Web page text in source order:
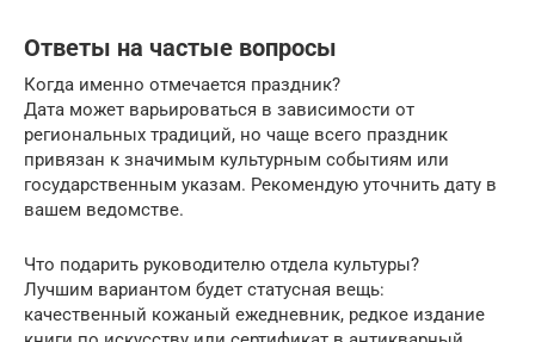
Ответы на частые вопросы
Когда именно отмечается праздник?
Дата может варьироваться в зависимости от
региональных традиций, но чаще всего праздник
привязан к значимым культурным событиям или
государственным указам. Рекомендую уточнить дату в
вашем ведомстве.
Что подарить руководителю отдела культуры?
Лучшим вариантом будет статусная вещь:
качественный кожаный ежедневник, редкое издание